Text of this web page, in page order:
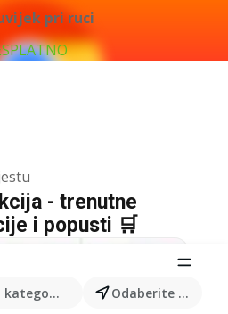
pri ruci
proizvode... Odaberite grad
- trenutne
i popusti 🛒